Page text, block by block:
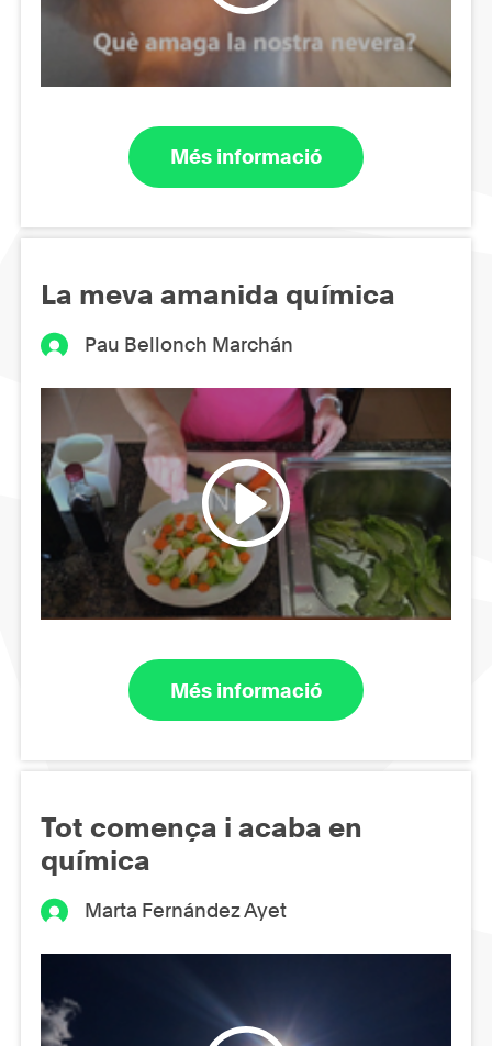
Més informació
La meva amanida química
Pau Bellonch Marchán
Més informació
Tot comença i acaba en
química
Marta Fernández Ayet